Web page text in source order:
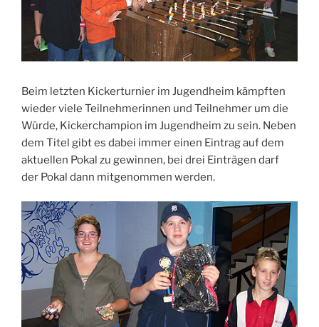
Beim letzten Kickerturnier im Jugendheim kämpften
wieder viele Teilnehmerinnen und Teilnehmer um die
Würde, Kickerchampion im Jugendheim zu sein. Neben
dem Titel gibt es dabei immer einen Eintrag auf dem
aktuellen Pokal zu gewinnen, bei drei Einträgen darf
der Pokal dann mitgenommen werden.